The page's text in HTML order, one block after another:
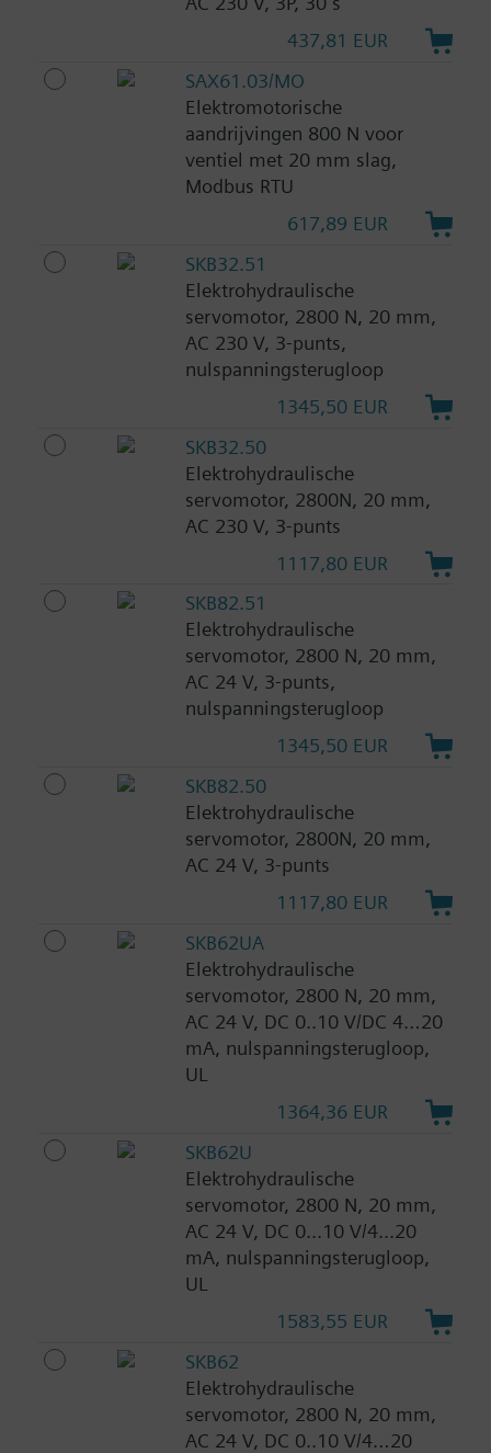
437,81 EUR
SAX61.03/MO
Elektromotorische
aandrijvingen 800 N voor
ventiel met 20 mm slag,
Modbus RTU
617,89 EUR
SKB32.51
Elektrohydraulische
servomotor, 2800 N, 20 mm,
AC 230 V, 3-punts,
nulspanningsterugloop
1345,50 EUR
SKB32.50
Elektrohydraulische
servomotor, 2800N, 20 mm,
AC 230 V, 3-punts
1117,80 EUR
SKB82.51
Elektrohydraulische
servomotor, 2800 N, 20 mm,
AC 24 V, 3-punts,
nulspanningsterugloop
1345,50 EUR
SKB82.50
Elektrohydraulische
servomotor, 2800N, 20 mm,
AC 24 V, 3-punts
1117,80 EUR
SKB62UA
Elektrohydraulische
servomotor, 2800 N, 20 mm,
AC 24 V, DC 0..10 V/DC 4…20
mA, nulspanningsterugloop,
UL
1364,36 EUR
SKB62U
Elektrohydraulische
servomotor, 2800 N, 20 mm,
AC 24 V, DC 0...10 V/4...20
mA, nulspanningsterugloop,
UL
1583,55 EUR
SKB62
Elektrohydraulische
servomotor, 2800 N, 20 mm,
AC 24 V, DC 0..10 V/4…20